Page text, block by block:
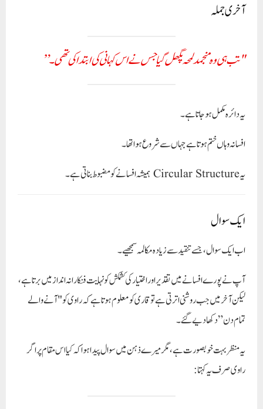
آخری جملہ
"تب ہی وہ منجمد لمحہ پگھل گیا جس نے اس کہانی کی ابتدا کی تھی۔”
یہ دائرہ مکمل ہوجاتا ہے۔
افسانہ وہاں ختم ہوتا ہے جہاں سے شروع ہوا تھا۔
یہ Circular Structure ہمیشہ افسانے کو مضبوط بناتی ہے۔
ایک سوال
اب ایک سوال، جسے تنقید سے زیادہ مکالمہ سمجھیے۔
آپ نے پورے افسانے میں تقدیر اور اختیار کی کشمکش کو نہایت فنکارانہ انداز میں برتا ہے،
لیکن آخر میں جب روشنی اترتی ہے تو قاری کو معلوم ہوتا ہے کہ راوی کو "آنے والے
تمام دن” دکھا دیے گئے۔
یہ منظر بہت خوبصورت ہے، مگر میرے ذہن میں سوال پیدا ہوا کہ کیا اس مقام پر اگر
راوی صرف یہ کہتا: